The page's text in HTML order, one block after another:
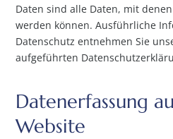
Daten sind alle Daten, mit
werden können. Ausführliche
Datenschutz entnehmen Sie
aufgeführten
Datenerfassung
Website